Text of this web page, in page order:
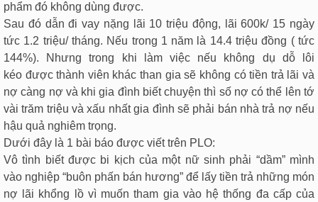
phẩm đó không dùng được.
Sau đó dẫn đi vay nặng lãi 10 triệu động, lãi 600k/ 15 ngày
tức 1.2 triệu/ tháng. Nếu trong 1 năm là 14.4 triệu đồng ( tức
144%). Nhưng trong khi làm việc nếu không dụ dỗ lôi
kéo được thành viên khác than gia sẽ không có tiền trả lãi và
nợ càng nợ và khi gia đình biết chuyện thì số nợ có thể lên tớ
vài trăm triệu và xấu nhất gia đình sẽ phải bán nhà trả nợ nếu
hậu quả nghiêm trọng.
Dưới đây là 1 bài báo được viết trên PLO:
Vô tình biết được bi kịch của một nữ sinh phải “dầm” mình
vào nghiệp “buôn phấn bán hương” để lấy tiền trả những món
nợ lãi khổng lồ vì muốn tham gia vào hệ thống đa cấp của